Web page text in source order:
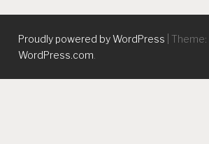
Proudly powered by WordPress
WordPress.com